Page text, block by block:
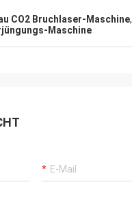
CO2 Bruchlaser-Maschine,
Maschine